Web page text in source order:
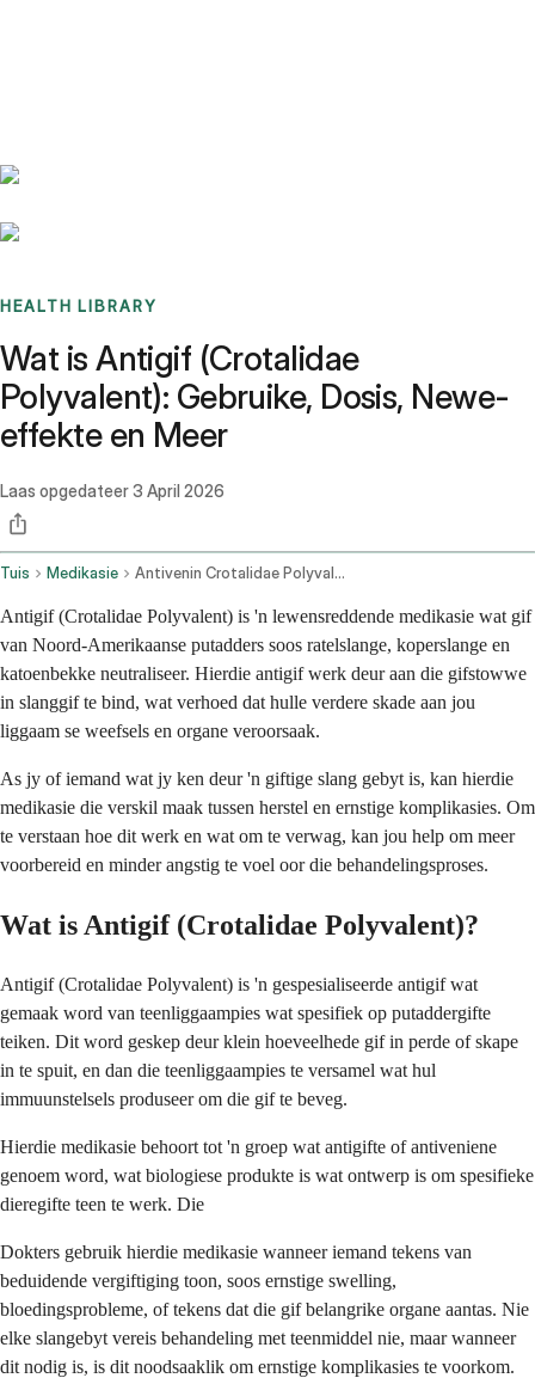
HEALTH LIBRARY
Wat is Antigif (Crotalidae
Polyvalent): Gebruike, Dosis, Newe-
effekte en Meer
Laas opgedateer3 April 2026
Tuis Medikasie Antivenin Crotalidae Polyvalent Injection Route
Antigif (Crotalidae Polyvalent) is 'n lewensreddende medikasie wat gif
van Noord-Amerikaanse putadders soos ratelslange, koperslange en
katoenbekke neutraliseer. Hierdie antigif werk deur aan die gifstowwe
in slanggif te bind, wat verhoed dat hulle verdere skade aan jou
liggaam se weefsels en organe veroorsaak.
As jy of iemand wat jy ken deur 'n giftige slang gebyt is, kan hierdie
medikasie die verskil maak tussen herstel en ernstige komplikasies. Om
te verstaan hoe dit werk en wat om te verwag, kan jou help om meer
voorbereid en minder angstig te voel oor die behandelingsproses.
Wat is Antigif (Crotalidae Polyvalent)?
Antigif (Crotalidae Polyvalent) is 'n gespesialiseerde antigif wat
gemaak word van teenliggaampies wat spesifiek op putaddergifte
teiken. Dit word geskep deur klein hoeveelhede gif in perde of skape
in te spuit, en dan die teenliggaampies te versamel wat hul
immuunstelsels produseer om die gif te beveg.
Hierdie medikasie behoort tot 'n groep wat antigifte of antiveniene
genoem word, wat biologiese produkte is wat ontwerp is om spesifieke
dieregifte teen te werk. Die
Dokters gebruik hierdie medikasie wanneer iemand tekens van
beduidende vergiftiging toon, soos ernstige swelling,
bloedingsprobleme, of tekens dat die gif belangrike organe aantas. Nie
elke slangebyt vereis behandeling met teenmiddel nie, maar wanneer
dit nodig is, is dit noodsaaklik om ernstige komplikasies te voorkom.